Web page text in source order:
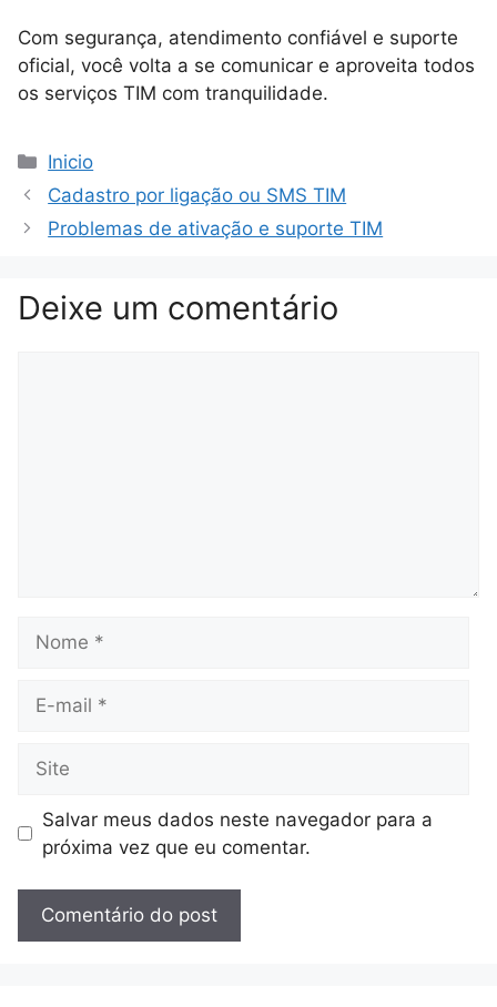
Com segurança, atendimento confiável e suporte
oficial, você volta a se comunicar e aproveita todos
os serviços TIM com tranquilidade.
Categorias
Inicio
Cadastro por ligação ou SMS TIM
Problemas de ativação e suporte TIM
Deixe um comentário
mail
Salvar meus dados neste navegador para a
próxima vez que eu comentar.